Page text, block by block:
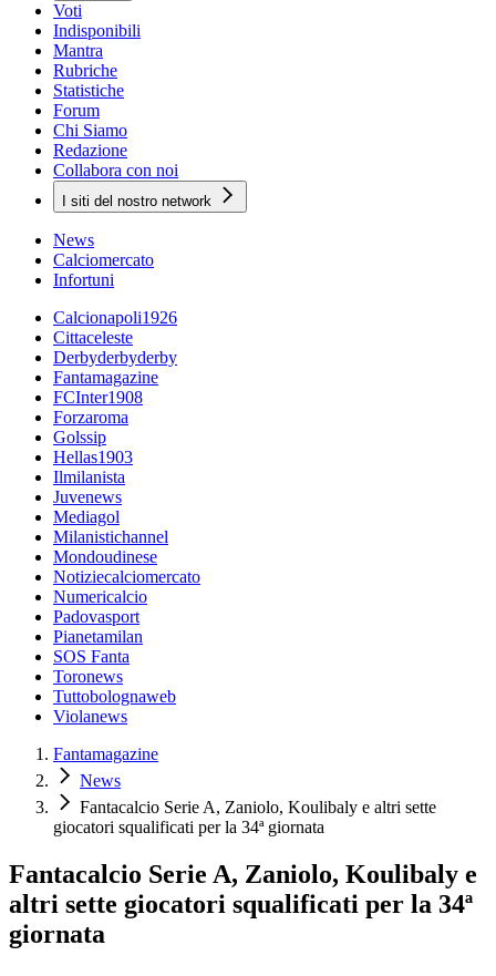
Voti
Indisponibili
Mantra
Rubriche
Statistiche
Forum
Chi Siamo
Redazione
Collabora con noi
I siti del nostro network
News
Calciomercato
Infortuni
Calcionapoli1926
Cittaceleste
Derbyderbyderby
Fantamagazine
FCInter1908
Forzaroma
Golssip
Hellas1903
Ilmilanista
Juvenews
Mediagol
Milanistichannel
Mondoudinese
Notiziecalciomercato
Numericalcio
Padovasport
Pianetamilan
SOS Fanta
Toronews
Tuttobolognaweb
Violanews
Fantamagazine
News
Fantacalcio Serie A, Zaniolo, Koulibaly e altri sette
giocatori squalificati per la 34ª giornata
Fantacalcio Serie A, Zaniolo, Koulibaly e
altri sette giocatori squalificati per la 34ª
giornata